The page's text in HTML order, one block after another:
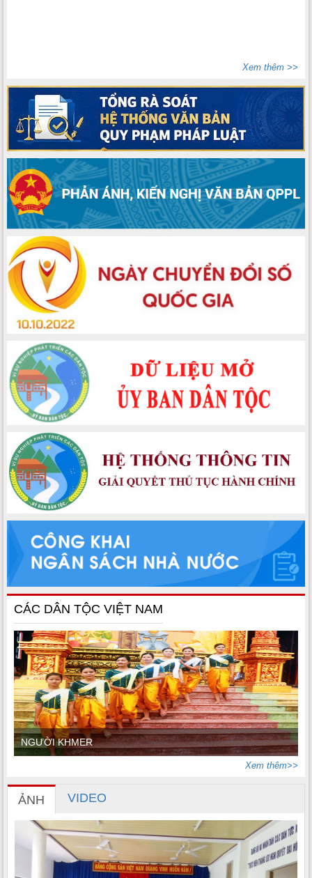
Xem thêm >>
CÁC DÂN TỘC VIỆT NAM
NGƯỜI KHMER
Xem thêm>>
ẢNH VIDEO